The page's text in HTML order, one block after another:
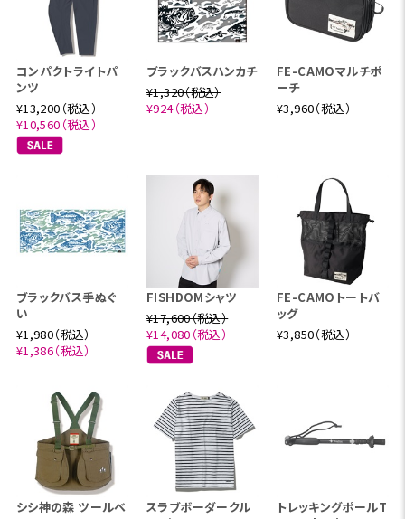
コンパクトライトパ
ンツ
¥13,200（税込）
¥10,560（税込）
ブラックバスハンカチ
¥1,320（税込）
¥924（税込）
FE-CAMOマルチポ
ーチ
¥3,960（税込）
ブラックバス手ぬぐ
い
¥1,980（税込）
¥1,386（税込）
FISHDOMシャツ
¥17,600（税込）
¥14,080（税込）
FE-CAMOトートバ
ッグ
¥3,850（税込）
シシ神の森 ツールベ
スラブボーダークル
トレッキングポールT